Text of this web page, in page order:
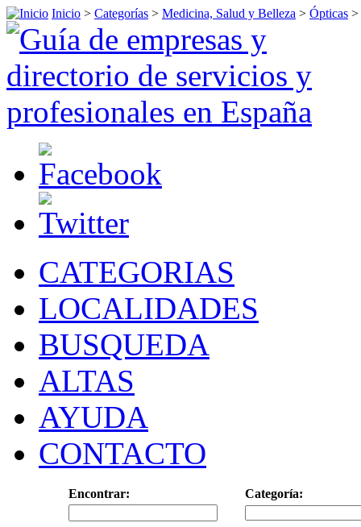
Inicio > Categorías > Medicina, Salud y Belleza > Ópticas >
CATEGORIAS
LOCALIDADES
BUSQUEDA
ALTAS
AYUDA
CONTACTO
Encontrar: Categoría: